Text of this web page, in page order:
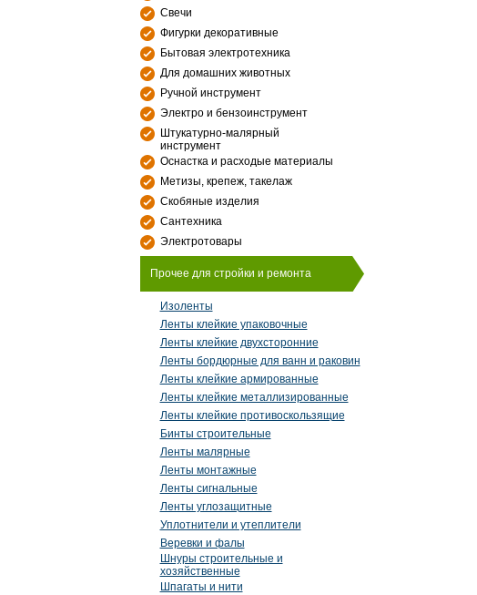
Свечи
Фигурки декоративные
Бытовая электротехника
Для домашних животных
Ручной инструмент
Электро и бензоинструмент
Штукатурно-малярный
инструмент
Оснастка и расходые материалы
Метизы, крепеж, такелаж
Скобяные изделия
Сантехника
Электротовары
Прочее для стройки и ремонта
Изоленты
Ленты клейкие упаковочные
Ленты клейкие двухсторонние
Ленты бордюрные для ванн и раковин
Ленты клейкие армированные
Ленты клейкие металлизированные
Ленты клейкие противоскользящие
Бинты строительные
Ленты малярные
Ленты монтажные
Ленты сигнальные
Ленты углозащитные
Уплотнители и утеплители
Веревки и фалы
Шнуры строительные и
хозяйственные
Шпагаты и нити